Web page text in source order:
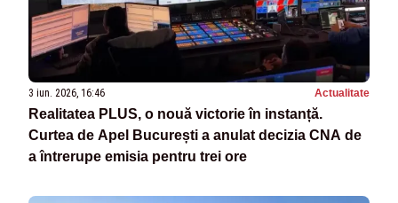
3 iun. 2026, 16:46 Actualitate
Realitatea PLUS, o nouă victorie în instanță.
Curtea de Apel București a anulat decizia CNA de
a întrerupe emisia pentru trei ore